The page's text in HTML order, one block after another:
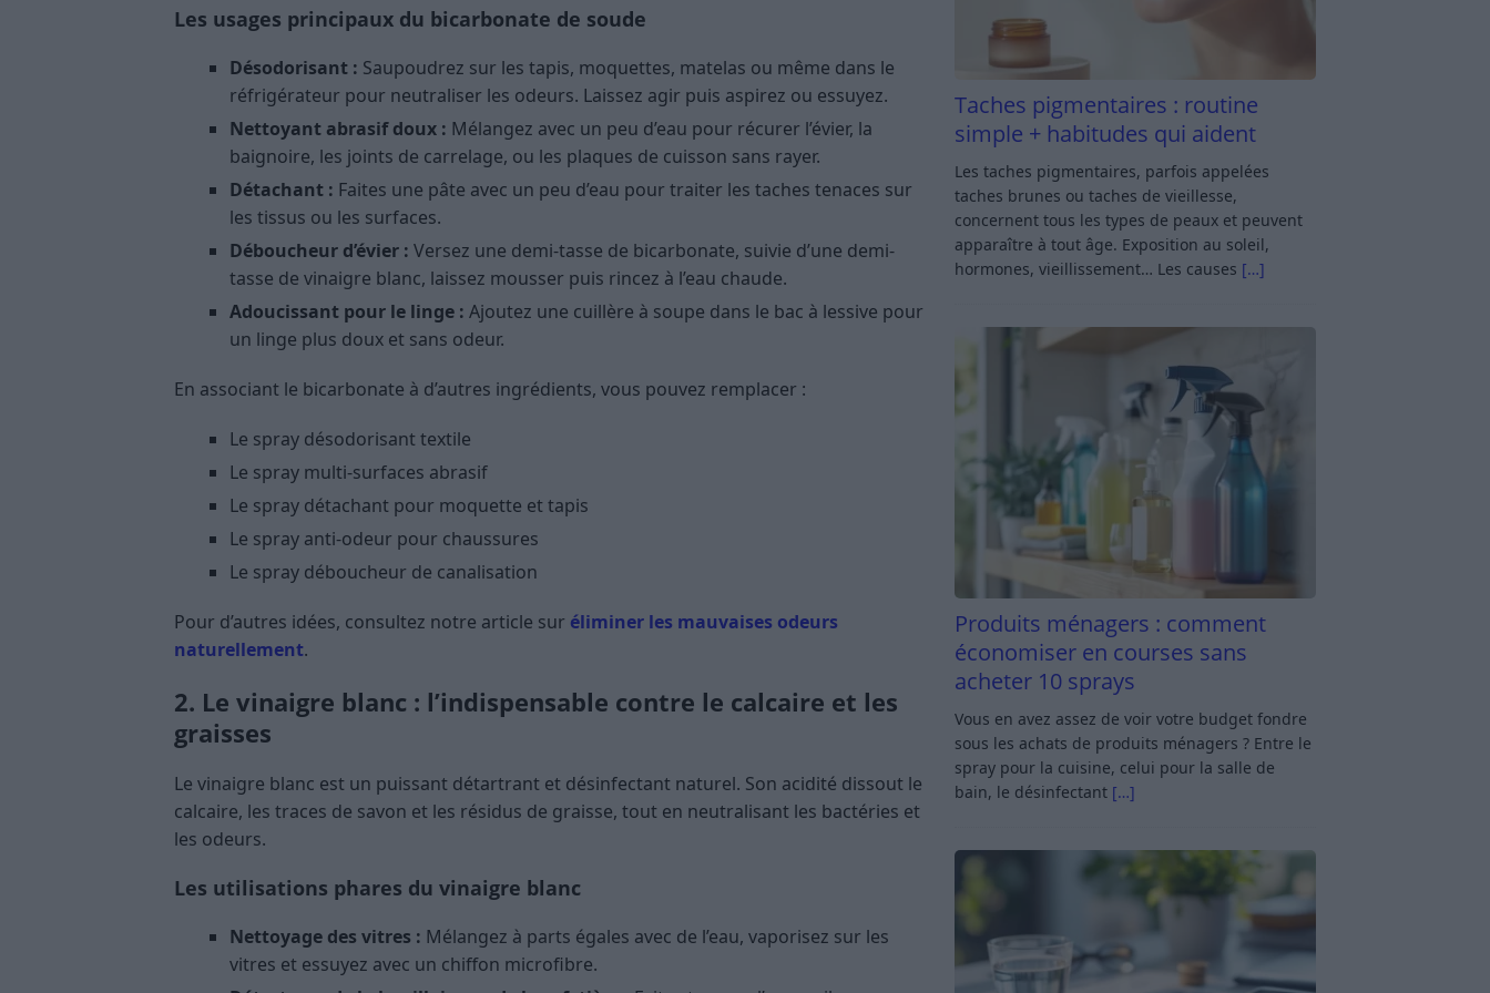
Les usages principaux du bicarbonate de soude
Désodorisant : Saupoudrez sur les tapis, moquettes, matelas ou même dans le
réfrigérateur pour neutraliser les odeurs. Laissez agir puis aspirez ou essuyez.
Nettoyant abrasif doux : Mélangez avec un peu d’eau pour récurer l’évier, la
baignoire, les joints de carrelage, ou les plaques de cuisson sans rayer.
Détachant : Faites une pâte avec un peu d’eau pour traiter les taches tenaces sur
les tissus ou les surfaces.
Déboucheur d’évier : Versez une demi-tasse de bicarbonate, suivie d’une demi-
tasse de vinaigre blanc, laissez mousser puis rincez à l’eau chaude.
Adoucissant pour le linge : Ajoutez une cuillère à soupe dans le bac à lessive pour
un linge plus doux et sans odeur.
En associant le bicarbonate à d’autres ingrédients, vous pouvez remplacer :
Le spray désodorisant textile
Le spray multi-surfaces abrasif
Le spray détachant pour moquette et tapis
Le spray anti-odeur pour chaussures
Le spray déboucheur de canalisation
Pour d’autres idées, consultez notre article sur éliminer les mauvaises odeurs
naturellement.
2. Le vinaigre blanc : l’indispensable contre le calcaire et les
graisses
Le vinaigre blanc est un puissant détartrant et désinfectant naturel. Son acidité dissout le
calcaire, les traces de savon et les résidus de graisse, tout en neutralisant les bactéries et
les odeurs.
Les utilisations phares du vinaigre blanc
Nettoyage des vitres : Mélangez à parts égales avec de l’eau, vaporisez sur les
vitres et essuyez avec un chiffon microfibre.
Taches pigmentaires : routine
simple + habitudes qui aident
Les taches pigmentaires, parfois appelées
taches brunes ou taches de vieillesse,
concernent tous les types de peaux et peuvent
apparaître à tout âge. Exposition au soleil,
hormones, vieillissement… Les causes […]
Produits ménagers : comment
économiser en courses sans
acheter 10 sprays
Vous en avez assez de voir votre budget fondre
sous les achats de produits ménagers ? Entre le
spray pour la cuisine, celui pour la salle de
bain, le désinfectant […]